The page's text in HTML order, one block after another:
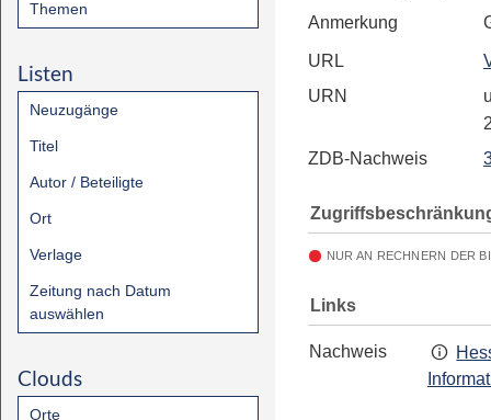
Themen
Listen
Neuzugänge
Titel
Autor / Beteiligte
Ort
Verlage
Zeitung nach Datum
auswählen
Clouds
Orte
Anmerkung
URL
URN
ZDB-Nachweis
NUR AN RECHNERN DER
Links
Nachweis